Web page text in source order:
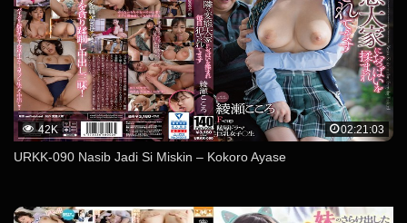
42K 02:21:03
URKK-090 Nasib Jadi Si Miskin – Kokoro Ayase